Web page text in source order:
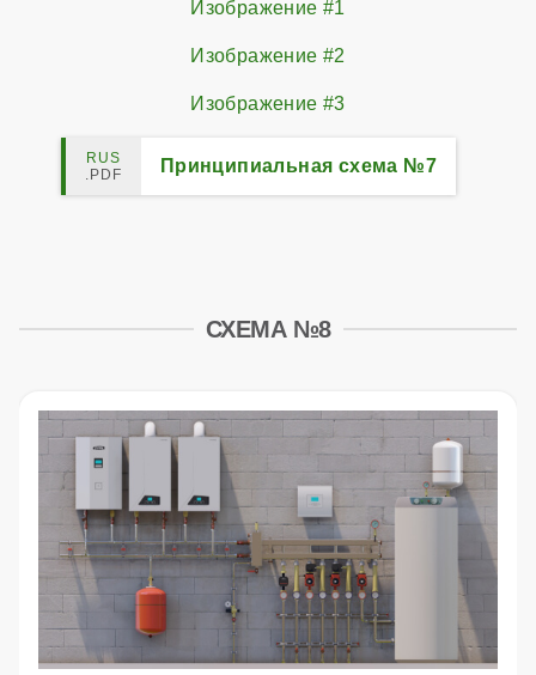
Изображение #1
Изображение #2
Изображение #3
Принципиальная схема №7
СХЕМА №8